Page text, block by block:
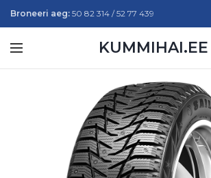
Broneeri aeg: 50 82 314 / 52 77 439
KUMMIHAI.EE